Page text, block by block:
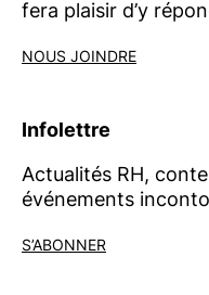
fera plaisir d’y
NOUS JOINDRE
Infolettre
Actualités RH,
événements
S’ABONNER